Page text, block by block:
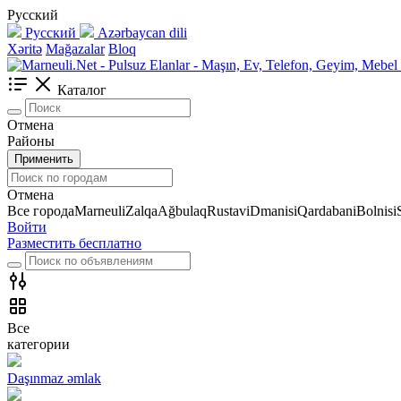
Русский
Русский
Azərbaycan dili
Xəritə Mağazalar Bloq
Каталог
Отмена
Районы
Применить
Отмена
Все городаMarneuliZalqaAğbulaqRustaviDmanisiQardabaniBolnisi
Войти
Разместить бесплатно
Все
категории
Daşınmaz əmlak